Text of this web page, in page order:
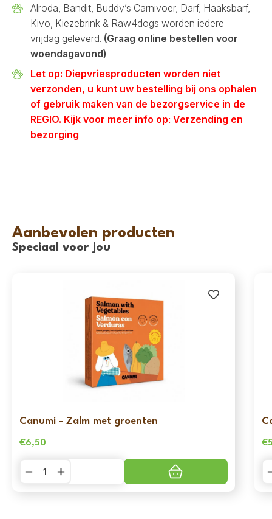
Alroda, Bandit, Buddy’s Carnivoer, Darf, Haaksbarf,
Kivo, Kiezebrink & Raw4dogs worden iedere
vrijdag geleverd. (Graag online bestellen voor
woendagavond)
Let op: Diepvriesproducten worden niet
verzonden, u kunt uw bestelling bij ons ophalen
of gebruik maken van de bezorgservice in de
REGIO. Kijk voor meer info op: Verzending en
bezorging
Aanbevolen producten
Speciaal voor jou
Canumi - Zalm met groenten
€6,50 €